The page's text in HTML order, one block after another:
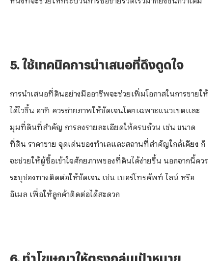
5. ใช้เทคนิคการนำเสนอที่ดึงดูดใจ
การนำเสนอที่ดินอย่างมืออาชีพจะช่วยเพิ่มโอกาสในการขายให้
ได้ไวขึ้น อาทิ ควรถ่ายภาพให้ชัดเจนโดยเฉพาะแนวเขตและ
มุมที่ดินที่สำคัญ การลงรายละเอียดให้ครบถ้วน เช่น ขนาด
ที่ดิน ราคาขาย จุดเด่นของทำเลและสถานที่สำคัญใกล้เคียง ก็
จะช่วยให้ผู้ซื้อเข้าใจศักยภาพของที่ดินได้ง่ายขึ้น นอกจากนี้ควร
ระบุช่องทางติดต่อให้ชัดเจน เช่น เบอร์โทรศัพท์ ไลน์ หรือ
อีเมล เพื่อให้ลูกค้าติดต่อได้สะดวก
6. ทำโฆษณาให้ตรงกลุ่มเป้าหมาย